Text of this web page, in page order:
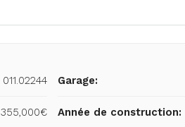
011.02244
355,000€
Garage:
Année de construction: